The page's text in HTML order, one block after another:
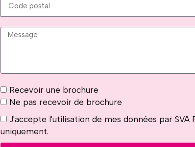
Recevoir une brochure
Ne pas recevoir de brochure
J'accepte l'utilisation de mes données par SVA
uniquement.